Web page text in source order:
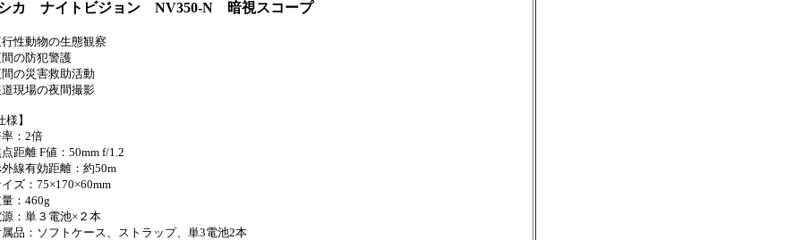
カ ナイトビジョン NV350-N 暗視スコープ
性動物の生態観察
の防犯警護
の災害救助活動
現場の夜間撮影
様】
：2倍
距離 F値：50mm f/1.2
線有効距離：約50m
ズ：75×170×60mm
：460g
：単３電池×２本
品：ソフトケース、ストラップ、単3電池2本